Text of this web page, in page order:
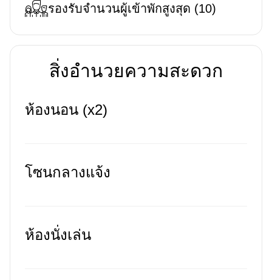
รองรับจำนวนผู้เข้าพักสูงสุด (10)
สิ่งอำนวยความสะดวก
ห้องนอน (x2)
โซนกลางแจ้ง
ห้องนั่งเล่น